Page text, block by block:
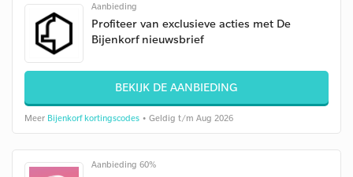
Aanbieding
Profiteer van exclusieve acties met De
Bijenkorf nieuwsbrief
BEKIJK DE AANBIEDING
Meer Bijenkorf kortingscodes • Geldig t/m Aug 2026
Aanbieding 60%